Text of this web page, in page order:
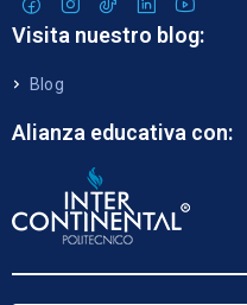
Visita nuestro blog:
Blog
Alianza educativa con: